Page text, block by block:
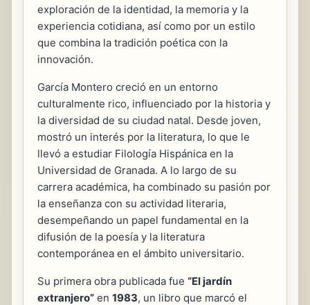
exploración de la identidad, la memoria y la
experiencia cotidiana, así como por un estilo
que combina la tradición poética con la
innovación.
García Montero creció en un entorno
culturalmente rico, influenciado por la historia y
la diversidad de su ciudad natal. Desde joven,
mostró un interés por la literatura, lo que le
llevó a estudiar Filología Hispánica en la
Universidad de Granada. A lo largo de su
carrera académica, ha combinado su pasión por
la enseñanza con su actividad literaria,
desempeñando un papel fundamental en la
difusión de la poesía y la literatura
contemporánea en el ámbito universitario.
Su primera obra publicada fue “El jardín
extranjero” en 1983, un libro que marcó el